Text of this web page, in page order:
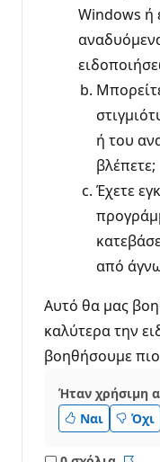
Windows ή
ή του
βλέπετε;
Έχετε
από
Αυτό θα μας
καλύτερα την
βοηθήσουμε
Ήταν χρήσιμη
Ναι
Όχι